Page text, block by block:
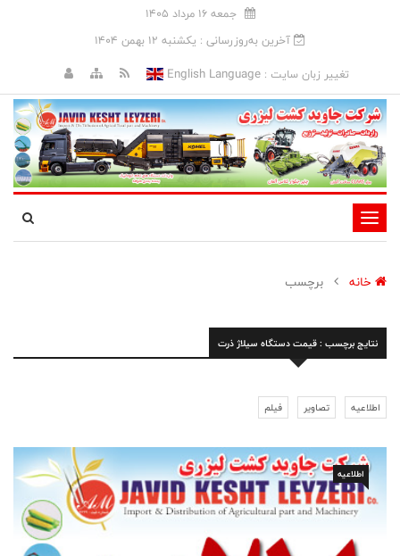
جمعه 16 مرداد 1405
آخرین به‌روزرسانی : يکشنبه 12 بهمن 1404
تغییر زبان سایت :English Language
تغییر
وضعیت
ناوبری
خانه برچسب
نتایج برچسب : قیمت دستگاه سیلاژ ذرت
اطلاعیه تصاویر فیلم
اطلاعیه